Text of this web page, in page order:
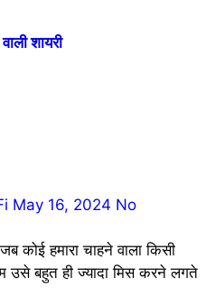
शायरी
May 16, 2024 No
उसे बहुत ही ज्यादा मिस करने लगते